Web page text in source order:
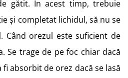
gătit. În acest timp, trebuie
și completat lichidul, să nu se
Când orezul este suficient de
Se trage de pe foc chiar dacă
fi absorbit de orez dacă se lasă